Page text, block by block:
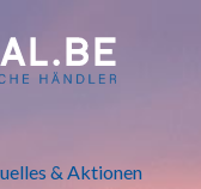
lokalen
& Aktionen